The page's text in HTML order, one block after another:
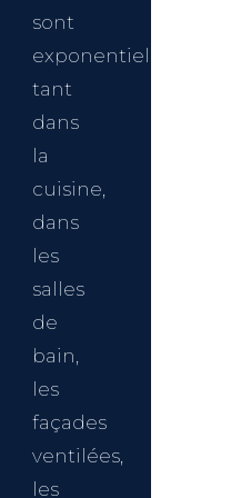
sont
exponentielles,
tant
dans
la
cuisine,
dans
les
salles
de
bain,
les
façades
ventilées,
les